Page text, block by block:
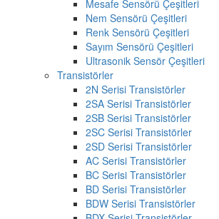
Mesafe Sensörü Çeşitleri
Nem Sensörü Çeşitleri
Renk Sensörü Çeşitleri
Sayım Sensörü Çeşitleri
Ultrasonik Sensör Çeşitleri
Transistörler
2N Serisi Transistörler
2SA Serisi Transistörler
2SB Serisi Transistörler
2SC Serisi Transistörler
2SD Serisi Transistörler
AC Serisi Transistörler
BC Serisi Transistörler
BD Serisi Transistörler
BDW Serisi Transistörler